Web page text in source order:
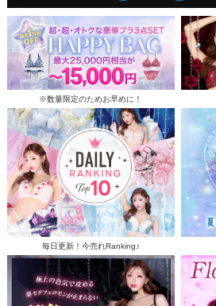
※数量限定のためお早めに！
毎日更新！今売れRanking♪